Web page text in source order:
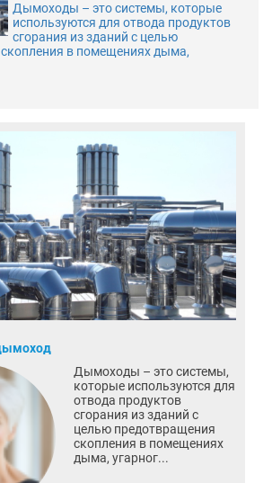
Дымоходы – это системы, которые
используются для отвода продуктов
сгорания из зданий с целью
в помещениях дыма,
Дымоходы – это системы,
которые используются для
отвода продуктов
сгорания из зданий с
целью предотвращения
скопления в помещениях
дыма, угарног...